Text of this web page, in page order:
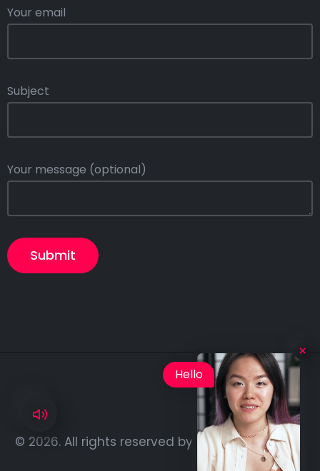
Your email
Subject
Your message (optional)
© 2026. All rights reserved by Rainbow-Themes
Hello